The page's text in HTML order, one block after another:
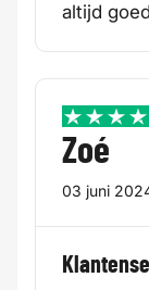
altijd
5 / 5
Zoé
03 juni